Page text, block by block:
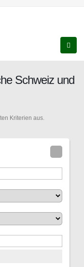
Schweiz und
Kriterien aus.